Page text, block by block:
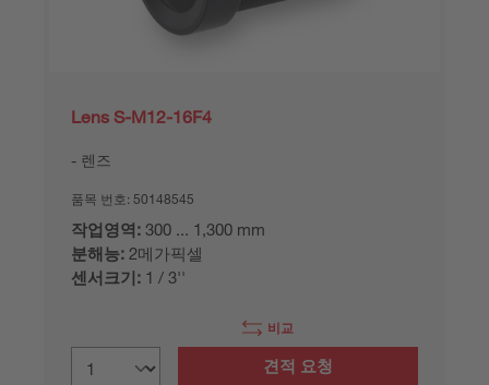
Lens S-M12-16F4
렌즈
품목 번호: 50148545
작업영역: 300 ... 1,300 mm
분해능: 2메가픽셀
센서크기: 1 / 3''
비교
견적 요청